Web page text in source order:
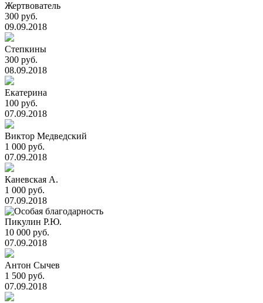
Жертвователь
300 руб.
09.09.2018
Степкины
300 руб.
08.09.2018
Екатерина
100 руб.
07.09.2018
Виктор Медведский
1 000 руб.
07.09.2018
Каневская А.
1 000 руб.
07.09.2018
Пикулин Р.Ю.
10 000 руб.
07.09.2018
Антон Сычев
1 500 руб.
07.09.2018